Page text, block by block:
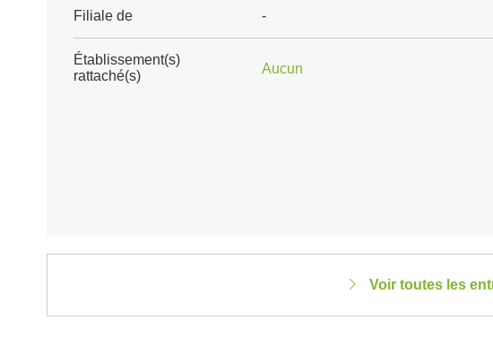
Filiale de -
Établissement(s)
rattaché(s)
Aucun
Voir toutes les